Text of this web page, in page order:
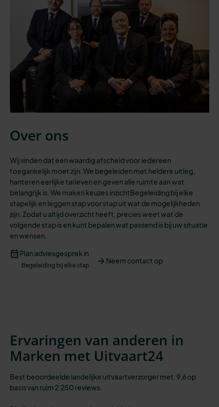
Over ons
Wij vinden dat een waardig afscheid voor iedereen
toegankelijk moet zijn. We begeleiden met heldere uitleg,
hanteren eerlijke tarieven en geven alle ruimte aan wat
belangrijk is. We maken keuzes inzichtBegeleiding bij elke
stapelijk en leggen stap voor stap uit wat de mogelijkheden
zijn. Zodat u altijd overzicht heeft precies weet wat de
volgende stap isen kunt bepalen wat passend is bij uw situatie
enwensen
Plan adviesgesprek in
Begeleiding bij elke stap Neem contact op
Ervaringen van anderen in
Marken met Uitvaart24
Best beoordeelde landelijke uitvaartverzorger met: 9,6 op
basis van ruim 2.250 reviews.